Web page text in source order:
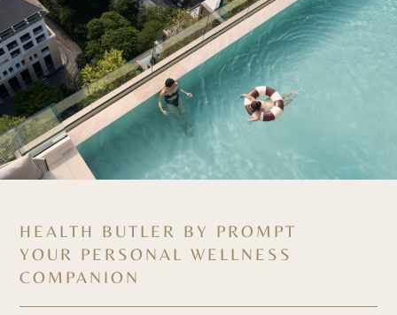
HEALTH BUTLER BY PROMPT
YOUR PERSONAL WELLNESS
COMPANION